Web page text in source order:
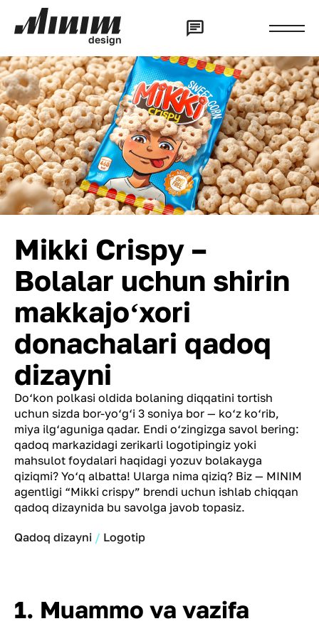
design
Mikki Crispy –
Bolalar uchun shirin
makkajoʻxori
donachalari qadoq
dizayni
Do‘kon polkasi oldida bolaning diqqatini tortish
uchun sizda bor-yo‘g‘i 3 soniya bor — ko‘z ko‘rib,
miya ilg‘aguniga qadar. Endi o‘zingizga savol bering:
qadoq markazidagi zerikarli logotipingiz yoki
mahsulot foydalari haqidagi yozuv bolakayga
qiziqmi? Yo‘q albatta! Ularga nima qiziq? Biz — MINIM
agentligi “Mikki crispy” brendi uchun ishlab chiqqan
qadoq dizaynida bu savolga javob topasiz.
Qadoq dizayni Logotip
1. Muammo va vazifa